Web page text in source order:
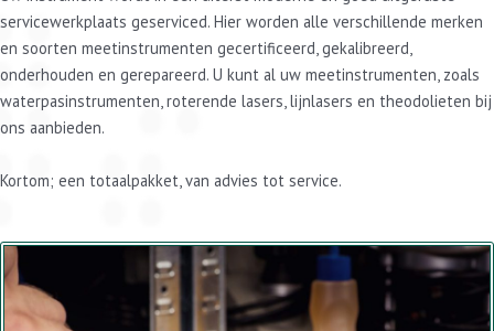
servicewerkplaats geserviced. Hier worden alle verschillende merken
en soorten meetinstrumenten gecertificeerd, gekalibreerd,
onderhouden en gerepareerd. U kunt al uw meetinstrumenten, zoals
waterpasinstrumenten, roterende lasers, lijnlasers en theodolieten bij
ons aanbieden.
Kortom; een totaalpakket, van advies tot service.